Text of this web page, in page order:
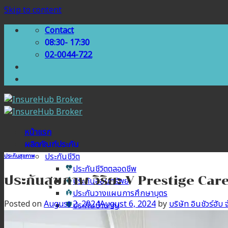
Skip to content
Contact
08:30- 17:30
02-0044-722
หน้าแรก
ผลิตภัณฑ์ประกัน
ประกันชีวิต
ประกันชีวิตตลอดชีพ
ประกันออมทรัพย์
ประกันวางแผนการศึกษาบุตร
ประกันบำนาญ
ประกันสุขภาพ
ประกันสุขภาพ วิริยะ V Prestige
Posted onAugust 2, 2024August 6, 2024 byบริษัท อินชัวร์ฮับ